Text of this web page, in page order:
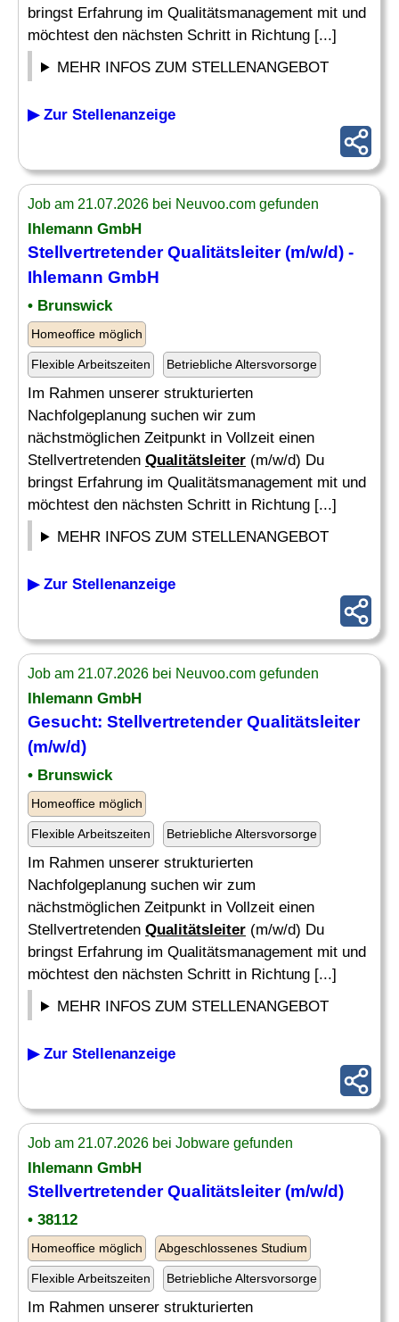
bringst Erfahrung im Qualitätsmanagement mit und
möchtest den nächsten Schritt in Richtung [...]
MEHR INFOS ZUM STELLENANGEBOT
▶ Zur Stellenanzeige
Job am 21.07.2026 bei Neuvoo.com gefunden
Ihlemann GmbH
StellvertretenderQualitätsleiter(m/w/d) -
Ihlemann GmbH
• Brunswick
Homeoffice möglich
Flexible Arbeitszeiten Betriebliche Altersvorsorge
Im Rahmen unserer strukturierten
Nachfolgeplanung suchen wir zum
nächstmöglichen Zeitpunkt in Vollzeit einen
Stellvertretenden Qualitätsleiter (m/w/d) Du
bringst Erfahrung im Qualitätsmanagement mit und
möchtest den nächsten Schritt in Richtung [...]
MEHR INFOS ZUM STELLENANGEBOT
▶ Zur Stellenanzeige
Job am 21.07.2026 bei Neuvoo.com gefunden
Ihlemann GmbH
Gesucht: StellvertretenderQualitätsleiter
(m/w/d)
• Brunswick
Homeoffice möglich
Flexible Arbeitszeiten Betriebliche Altersvorsorge
Im Rahmen unserer strukturierten
Nachfolgeplanung suchen wir zum
nächstmöglichen Zeitpunkt in Vollzeit einen
Stellvertretenden Qualitätsleiter (m/w/d) Du
bringst Erfahrung im Qualitätsmanagement mit und
möchtest den nächsten Schritt in Richtung [...]
MEHR INFOS ZUM STELLENANGEBOT
▶ Zur Stellenanzeige
Job am 21.07.2026 bei Jobware gefunden
Ihlemann GmbH
StellvertretenderQualitätsleiter(m/w/d)
• 38112
Homeoffice möglich Abgeschlossenes Studium
Flexible Arbeitszeiten Betriebliche Altersvorsorge
Im Rahmen unserer strukturierten